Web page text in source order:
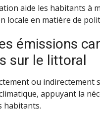
aide les habitants à
locale en matière de
émissions
sur le littoral
ou indirectement
appuyant la
habitants.